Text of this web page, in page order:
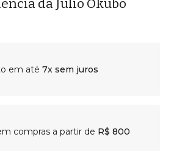
da Julio Okubo
em até 7x sem juros
compras a partir de R$ 800